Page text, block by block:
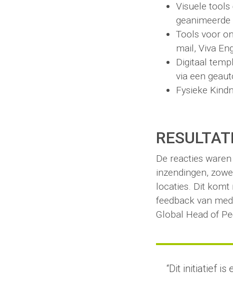
Visuele
geanimeerde
Tools voor
mail, Viva
Digitaal
via een
Fysieke
De reacties
inzendingen,
locaties. Dit komt
feedback van
Global Head of
“Dit initiatief